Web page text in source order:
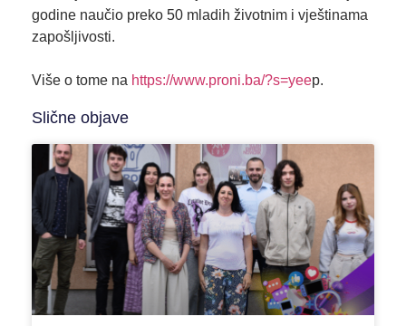
godine naučio preko 50 mladih životnim i vještinama
zapošljivosti.
Više o tome na https://www.proni.ba/?s=yeep.
Slične objave